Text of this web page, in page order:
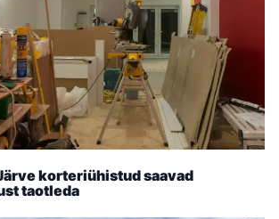
korteriühistud saavad
taotleda